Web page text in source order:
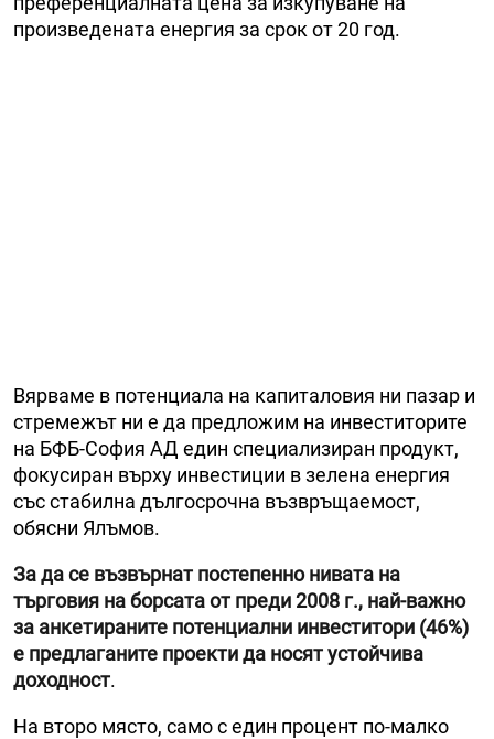
произведената енергия за срок от 20 год.
Вярваме в потенциала на капиталовия ни пазар и
стремежът ни е да предложим на инвеститорите
на БФБ-София АД един специализиран продукт,
фокусиран върху инвестиции в зелена енергия
със стабилна дългосрочна възвръщаемост,
обясни Ялъмов.
За да се възвърнат постепенно нивата на
търговия на борсата от преди 2008 г., най-важно
за анкетираните потенциални инвеститори (46%)
е предлаганите проекти да носят устойчива
доходност.
На второ място, само с един процент по-малко